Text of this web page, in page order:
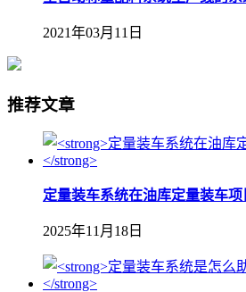
2021年03月11日
推荐文章
定量装车系统在油库定量装车项
2025年11月18日